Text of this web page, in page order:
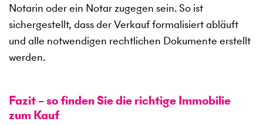
Notarin oder ein Notar zugegen sein. So ist
sichergestellt, dass der Verkauf formalisiert abläuft
und alle notwendigen rechtlichen Dokumente erstellt
werden.
Fazit – so finden Sie die richtige Immobilie
zum Kauf